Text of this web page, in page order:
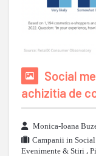
Social
achizitia de
Monica-Ioana
Campanii in
Evenimente & Stiri ,